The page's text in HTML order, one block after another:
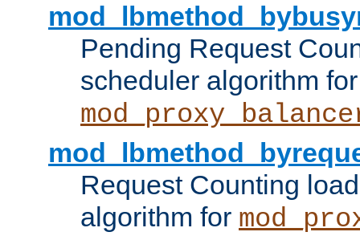
Pending Request
scheduler algorithm for
Request Counting
algorithm for